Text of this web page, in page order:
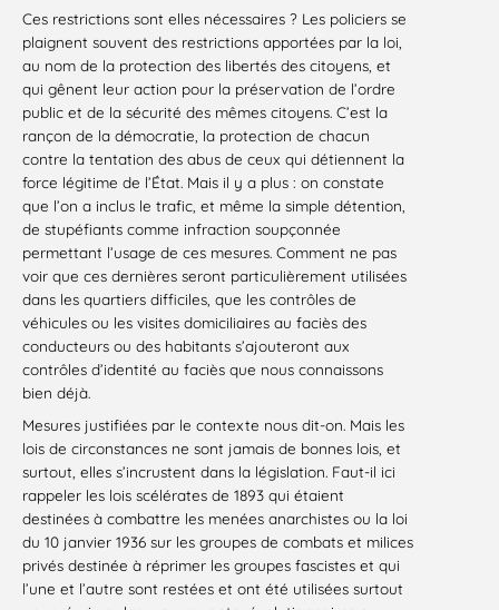
Ces restrictions sont elles nécessaires ? Les policiers se
plaignent souvent des restrictions apportées par la loi,
au nom de la protection des libertés des citoyens, et
qui gênent leur action pour la préservation de l’ordre
public et de la sécurité des mêmes citoyens. C’est la
rançon de la démocratie, la protection de chacun
contre la tentation des abus de ceux qui détiennent la
force légitime de l’État. Mais il y a plus : on constate
que l’on a inclus le trafic, et même la simple détention,
de stupéfiants comme infraction soupçonnée
permettant l’usage de ces mesures. Comment ne pas
voir que ces dernières seront particulièrement utilisées
dans les quartiers difficiles, que les contrôles de
véhicules ou les visites domiciliaires au faciès des
conducteurs ou des habitants s’ajouteront aux
contrôles d’identité au faciès que nous connaissons
bien déjà.
Mesures justifiées par le contexte nous dit-on. Mais les
lois de circonstances ne sont jamais de bonnes lois, et
surtout, elles s’incrustent dans la législation. Faut-il ici
rappeler les lois scélérates de 1893 qui étaient
destinées à combattre les menées anarchistes ou la loi
du 10 janvier 1936 sur les groupes de combats et milices
privés destinée à réprimer les groupes fascistes et qui
l’une et l’autre sont restées et ont été utilisées surtout